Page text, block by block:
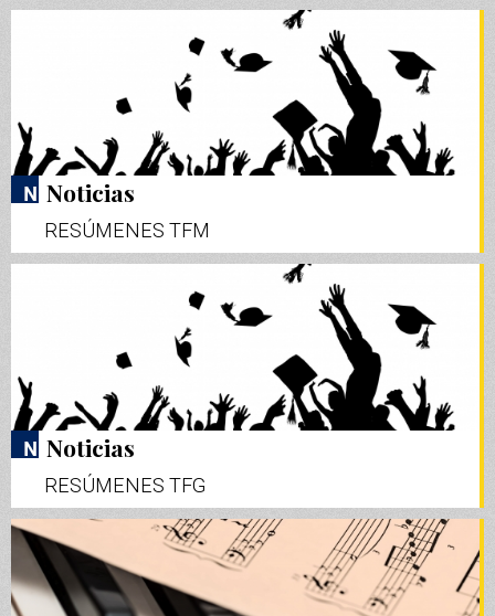
Noticias
RESÚMENES TFM
Noticias
RESÚMENES TFG